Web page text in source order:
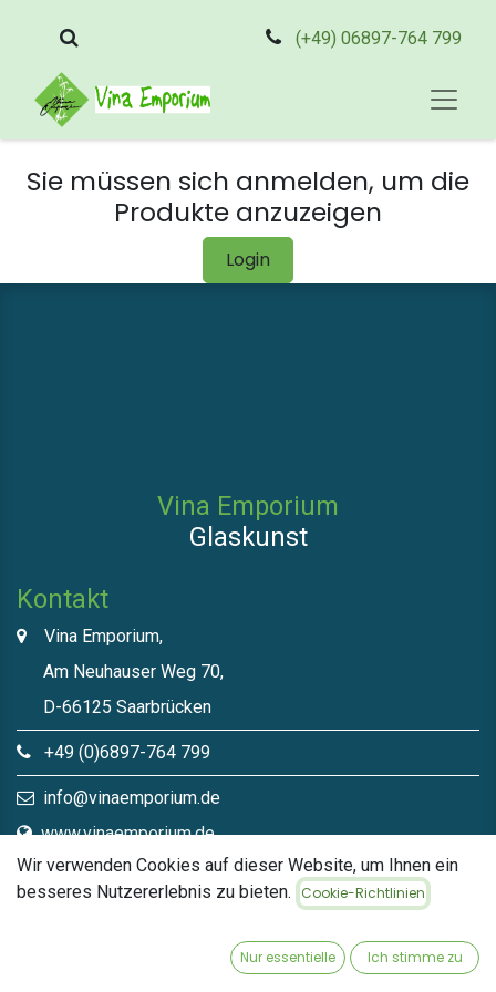
(+49) 06897-764 799
Sie müssen sich anmelden, um die
Produkte anzuzeigen
Login
Vina Emporium
Glaskunst
Kontakt
Vina Emporium,
Am Neuhauser Weg 70,
D-66125 Saarbrücken
+49 (0)6897-764 799
info@vinaemporium.de
www.vinaemporium.de
Direktlinks​
Wir verwenden Cookies auf dieser Website, um Ihnen ein
besseres Nutzererlebnis zu bieten.
Cookie-Richtlinien
Nur essentielle Ich stimme zu